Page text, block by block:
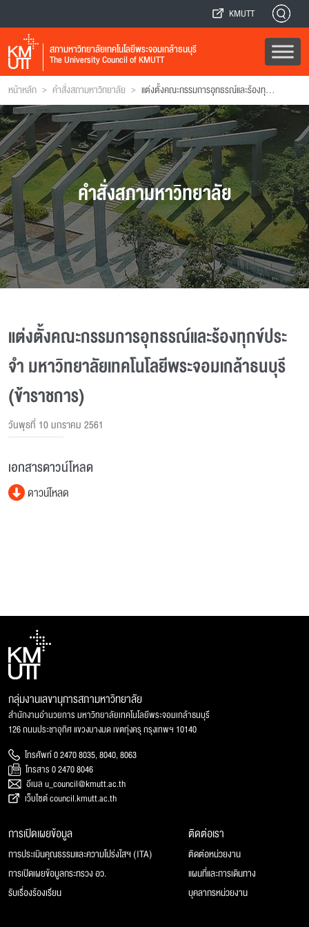
KMUTT
สภามหาวิทยาลัยเทคโนโลยีพระจอมเกล้าธนบุรี
The University Council of KMUTT
หน้าหลัก > คำสั่งสภามหาวิทยาลัย > แต่งตั้งคณะกรรมการอุทธรณ์และร้องทุกข์ประจํา มหาวิทยาลัยเทคโนโลยีพระจอมเกล้าธนบุรี (ข้าราชการ)
คำสั่งสภามหาวิทยาลัย
แต่งตั้งคณะกรรมการอุทธรณ์และร้องทุกข์ประ
จํา มหาวิทยาลัยเทคโนโลยีพระจอมเกล้าธนบุรี
(ข้าราชการ)
วันพุธที่ 10 มกราคม 2561
เอกสารดาวน์โหลด
ดาวน์โหลด
กลุ่มงานเลขานุการสภามหาวิทยาลัย
สำนักงานอำนวยการ มหาวิทยาลัยเทคโนโลยีพระจอมเกล้าธนบุรี
126 ถนนประชาอุทิศ แขวงบางมด เขตทุ่งครุ กรุงเทพฯ 10140
โทรศัพท์ 0 2470 8035, 8040, 8063
โทรสาร 0 2470 8046
อีเมล u_council@kmutt.ac.th
เว็บไซต์ council.kmutt.ac.th
การเปิดเผยข้อมูล
การประเมินคุณธรรมและความโปร่งใสฯ (ITA)
การเปิดเผยข้อมูลกระทรวง อว.
รับเรื่องร้องเรียน
ติดต่อเรา
ติดต่อหน่วยงาน
แผนที่และการเดินทาง
บุคลากรหน่วยงาน